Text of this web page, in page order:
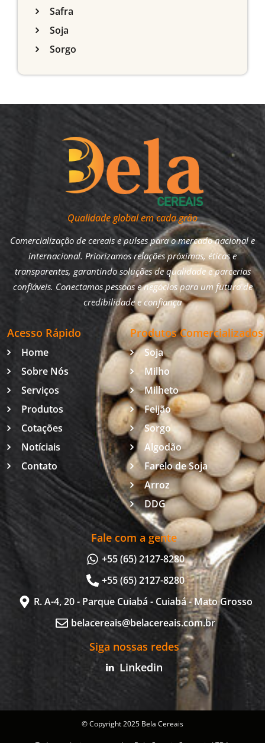
Safra
Soja
Sorgo
Qualidade global em cada grão
Comercialização de cereais e pulses para o mercado nacional e
internacional. Priorizamos relações próximas, éticas e
transparentes, garantindo soluções de qualidade e parcerias
confiáveis. Conectamos pessoas e negócios para um futuro de
credibilidade e confiança
Acesso Rápido
Home
Sobre Nós
Serviços
Produtos
Cotações
Notíciais
Contato
Produtos Comercializados
Soja
Milho
Milheto
Feijão
Sorgo
Algodão
Farelo de Soja
Arroz
DDG
Fale com a gente
+55 (65) 2127-8280
+55 (65) 2127-8280
R. A-4, 20 - Parque Cuiabá - Cuiabá - Mato Grosso
belacereais@belacereais.com.br
Siga nossas redes
Linkedin
© Copyright 2025 Bela Cereais